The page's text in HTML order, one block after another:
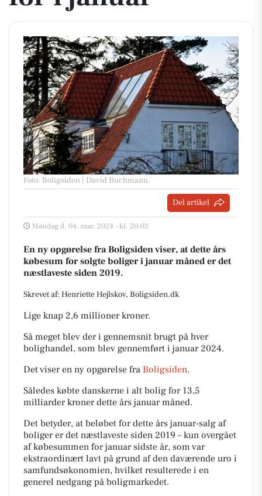
Foto: Boligsiden | David Buchmann.
Del artikel
Mandag d. 04. mar. 2024 - kl. 20:02
En ny opgørelse fra Boligsiden viser, at dette års
købesum for solgte boliger i januar måned er det
næstlaveste siden 2019.
Skrevet af: Henriette Hejlskov, Boligsiden.dk
Lige knap 2,6 millioner kroner.
Så meget blev der i gennemsnit brugt på hver
bolighandel, som blev gennemført i januar 2024.
Det viser en ny opgørelse fra Boligsiden.
Således købte danskerne i alt bolig for 13,5
milliarder kroner dette års januar måned.
Det betyder, at beløbet for dette års januar-salg af
boliger er det næstlaveste siden 2019 – kun overgået
af købesummen for januar sidste år, som var
ekstraordinært lavt på grund af den daværende uro i
samfundsøkonomien, hvilket resulterede i en
generel nedgang på boligmarkedet.